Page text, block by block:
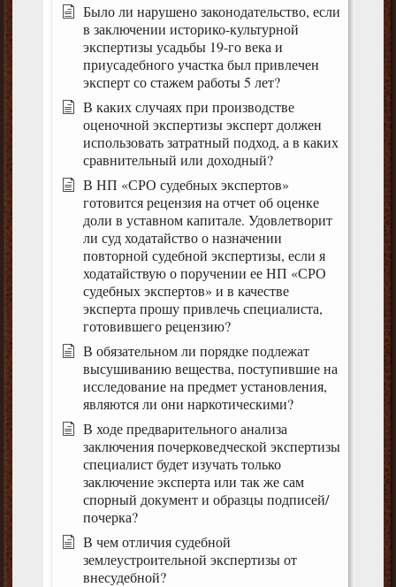
Было ли нарушено законодательство, если
в заключении историко-культурной
экспертизы усадьбы 19-го века и
приусадебного участка был привлечен
эксперт со стажем работы 5 лет?
В каких случаях при производстве
оценочной экспертизы эксперт должен
использовать затратный подход, а в каких
сравнительный или доходный?
В НП «СРО судебных экспертов»
готовится рецензия на отчет об оценке
доли в уставном капитале. Удовлетворит
ли суд ходатайство о назначении
повторной судебной экспертизы, если я
ходатайствую о поручении ее НП «СРО
судебных экспертов» и в качестве
эксперта прошу привлечь специалиста,
готовившего рецензию?
В обязательном ли порядке подлежат
высушиванию вещества, поступившие на
исследование на предмет установления,
являются ли они наркотическими?
В ходе предварительного анализа
заключения почерковедческой экспертизы
специалист будет изучать только
заключение эксперта или так же сам
спорный документ и образцы подписей/
почерка?
В чем отличия судебной
землеустроительной экспертизы от
внесудебной?